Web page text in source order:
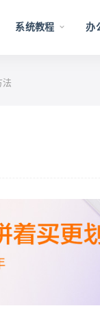
系统教程 办
法